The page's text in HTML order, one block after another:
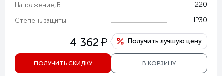
Напряжение, В 220
Степень защиты IP30
4 362 у Получить лучшую цену
ПОЛУЧИТЬ СКИДКУ В КОРЗИНУ